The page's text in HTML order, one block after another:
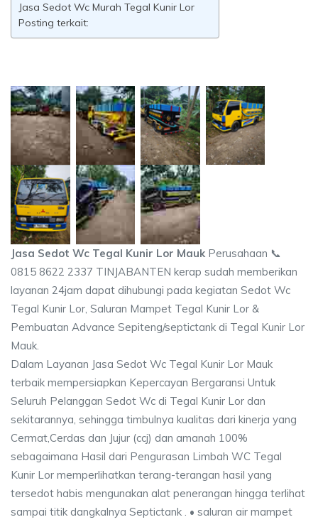
Jasa Sedot Wc Murah Tegal Kunir Lor
Posting terkait:
Jasa Sedot Wc Tegal Kunir Lor Mauk Perusahaan 📞
0815 8622 2337 TINJABANTEN kerap sudah memberikan
layanan 24jam dapat dihubungi pada kegiatan Sedot Wc
Tegal Kunir Lor, Saluran Mampet Tegal Kunir Lor &
Pembuatan Advance Sepiteng/septictank di Tegal Kunir Lor
Mauk.
Dalam Layanan Jasa Sedot Wc Tegal Kunir Lor Mauk
terbaik mempersiapkan Kepercayan Bergaransi Untuk
Seluruh Pelanggan Sedot Wc di Tegal Kunir Lor dan
sekitarannya, sehingga timbulnya kualitas dari kinerja yang
Cermat,Cerdas dan Jujur (ccj) dan amanah 100%
sebagaimana Hasil dari Pengurasan Limbah WC Tegal
Kunir Lor memperlihatkan terang-terangan hasil yang
tersedot habis mengunakan alat penerangan hingga terlihat
sampai titik dangkalnya Septictank . • saluran air mampet